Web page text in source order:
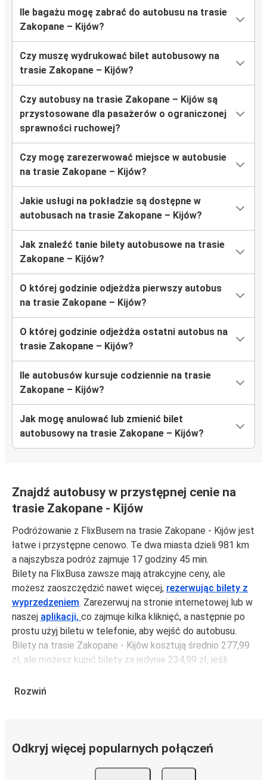
Ile bagażu mogę zabrać do autobusu na trasie
Zakopane – Kijów?
Czy muszę wydrukować bilet autobusowy na
trasie Zakopane – Kijów?
Czy autobusy na trasie Zakopane – Kijów są
przystosowane dla pasażerów o ograniczonej
sprawności ruchowej?
Czy mogę zarezerwować miejsce w autobusie
na trasie Zakopane – Kijów?
Jakie usługi na pokładzie są dostępne w
autobusach na trasie Zakopane – Kijów?
Jak znaleźć tanie bilety autobusowe na trasie
Zakopane – Kijów?
O której godzinie odjeżdża pierwszy autobus
na trasie Zakopane – Kijów?
O której godzinie odjeżdża ostatni autobus na
trasie Zakopane – Kijów?
Ile autobusów kursuje codziennie na trasie
Zakopane – Kijów?
Jak mogę anulować lub zmienić bilet
autobusowy na trasie Zakopane – Kijów?
Znajdź autobusy w przystępnej cenie na
trasie Zakopane - Kijów
Podróżowanie z FlixBusem na trasie Zakopane - Kijów jest
łatwe i przystępne cenowo. Te dwa miasta dzieli 981 km
a najszybsza podróż zajmuje 17 godziny 45 min.
Bilety na FlixBusa zawsze mają atrakcyjne ceny, ale
możesz zaoszczędzić nawet więcej, rezerwując bilety z
wyprzedzeniem. Zarezerwuj na stronie internetowej lub w
naszej aplikacji, co zajmuje kilka kliknięć, a następnie po
prostu użyj biletu w telefonie, aby wejść do autobusu.
Bilety na trasie Zakopane - Kijów kosztują średnio 277,99
zł, ale możesz kupić bilety za jedynie 234,99 zł, jeśli
unikając weekendów i świąt. Aby podróżować szybko,
Rozwiń
Odkryj więcej popularnych połączeń